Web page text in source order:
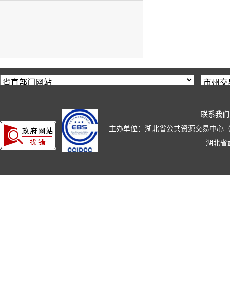
联系我们
主办单位：湖北省公共资源交易中心
湖北省